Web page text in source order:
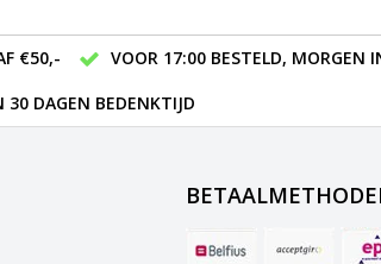
€50,-
VOOR 17:00 BESTELD, MORGEN
30 DAGEN BEDENKTIJD